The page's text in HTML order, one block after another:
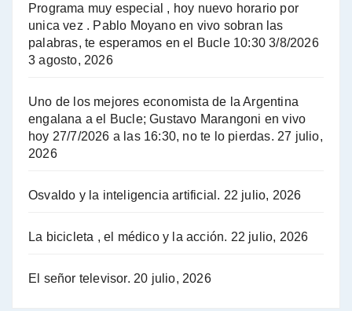
A mayor poder al empresariado le cuesta encontrar resistencia - Jose Urtubey con Jorge Gres
Hugo Yasky : Día de la Militancia - Hugo Yasky con Jorge Gres
Hugo Yasky sobre la Coordinadora de las Industrias de Productos Alimenticios (COPAL) - Hugo Yasky con Jorge Gres
Pablo Moyano sobre el espionaje: "Estos personajes siniestros han hecho mucho daño" - Pablo Moyano con Jorge Gres
Programa muy especial , hoy nuevo horario por
unica vez . Pablo Moyano en vivo sobran las
palabras, te esperamos en el Bucle 10:30 3/8/2026
3 agosto, 2026
Uno de los mejores economista de la Argentina
engalana a el Bucle; Gustavo Marangoni en vivo
hoy 27/7/2026 a las 16:30, no te lo pierdas. 27 julio,
2026
Osvaldo y la inteligencia artificial. 22 julio, 2026
La bicicleta , el médico y la acción. 22 julio, 2026
El señor televisor. 20 julio, 2026